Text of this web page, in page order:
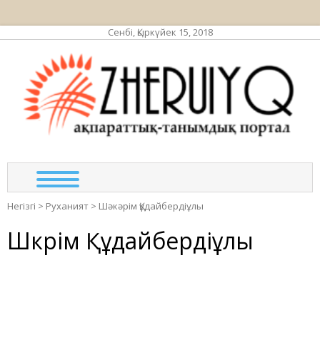
Сенбі, Қыркүйек 15, 2018
Негізгі > Руханият > Шәкәрім Құдайбердіұлы
Шәкәрім Құдайбердіұлы